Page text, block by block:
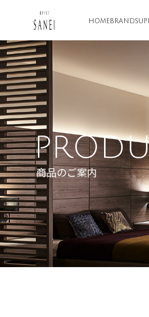
HOME BRAND
商品のご案内